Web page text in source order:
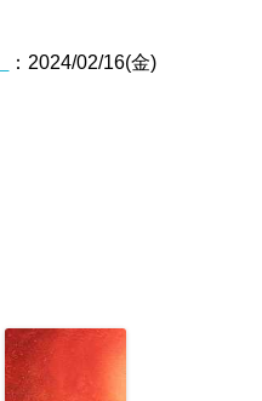
：2024/02/16(金)